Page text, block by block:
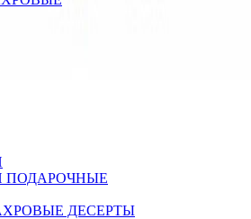
ПОДАРОЧНЫЕ
ДЕСЕРТЫ